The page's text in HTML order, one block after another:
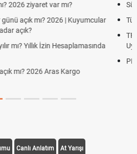
Kaç Maç Oynanır?
Ne Zaman Başlıyor ve Bitiyor?
Nedir? Güncel Sezonda Nasıl
Görevleri ve Karar Süreci
Süper Lig Fikstür Süper Lig Haberleri